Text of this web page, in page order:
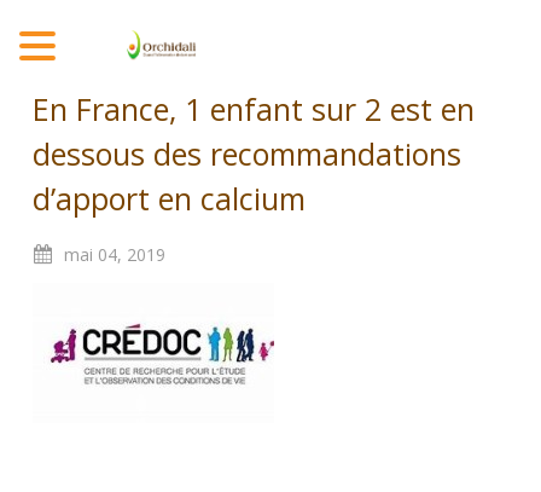
En France, 1 enfant sur 2 est en
dessous des recommandations
d’apport en calcium
mai 04, 2019